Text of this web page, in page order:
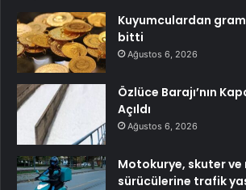
Kuyumculardan
bitti
Ağustos 6, 2026
Özlüce Barajı’nın
Açıldı
Ağustos 6, 2026
Motokurye, skuter
sürücülerine trafik